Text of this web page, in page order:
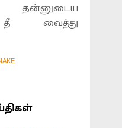
தன்னுடைய
வைத்து